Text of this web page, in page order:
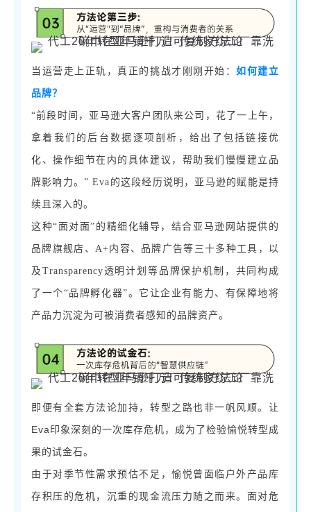
当运营走上正轨，真正的挑战才刚刚开始：如何建立
品牌？
“前段时间，亚马逊大客户团队来公司，花了一上午，
拿着我们的后台数据逐项剖析，给出了包括链接优
化、操作细节在内的具体建议，帮助我们慢慢建立品
牌影响力。” Eva的这段经历说明，亚马逊的赋能是持
续且深入的。
这种“面对面”的精细化辅导，结合亚马逊网站提供的
品牌旗舰店、A+内容、品牌广告等三十多种工具，以
及Transparency透明计划等品牌保护机制，共同构成
了一个“品牌孵化器”。它让企业有能力、有保障地将
产品力沉淀为可被消费者感知的品牌资产。
即便有全套方法论加持，转型之路也非一帆风顺。让
Eva印象深刻的一次库存危机，成为了检验愉悦转型成
果的试金石。
由于对季节性需求预估不足，愉悦曾面临户外产品库
存积压的危机，沉重的现金流压力随之而来。面对危